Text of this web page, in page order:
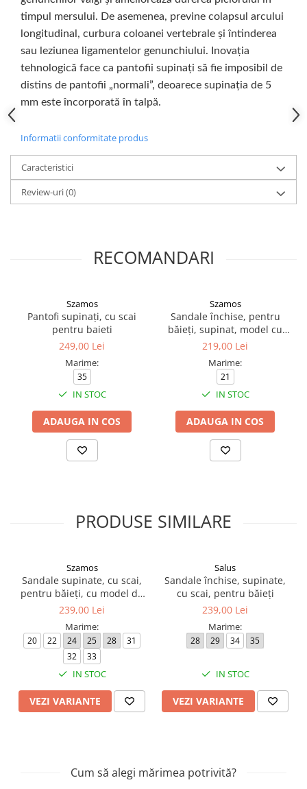
timpul mersului. De asemenea, previne colapsul arcului
longitudinal, curbura coloanei vertebrale și întinderea
sau leziunea ligamentelor genunchiului. Inovația
tehnologică face ca pantofii supinați să fie imposibil de
distins de pantofii „normali”, deoarece supinația de 5
mm este încorporată în talpă.
Informatii conformitate produs
Caracteristici
Review-uri(0)
RECOMANDARI
Szamos
Pantofi supinați, cu scai
pentru baieti
249,00 Lei
Marime:
35
IN STOC
ADAUGA IN COS
Szamos
Sandale închise, pentru
băieți, supinat, model cu
câine
219,00 Lei
Marime:
21
IN STOC
ADAUGA IN COS
PRODUSE SIMILARE
Szamos
Sandale supinate, cu scai,
pentru băieți, cu model de
mașină
239,00 Lei
Marime:
20 22 24 25 28
31
32
33
IN STOC
VEZI VARIANTE
Salus
Sandale închise, supinate,
cu scai, pentru băieți
239,00 Lei
Marime:
28 29 34 35
IN STOC
VEZI VARIANTE
Cum să alegi mărimea potrivită?